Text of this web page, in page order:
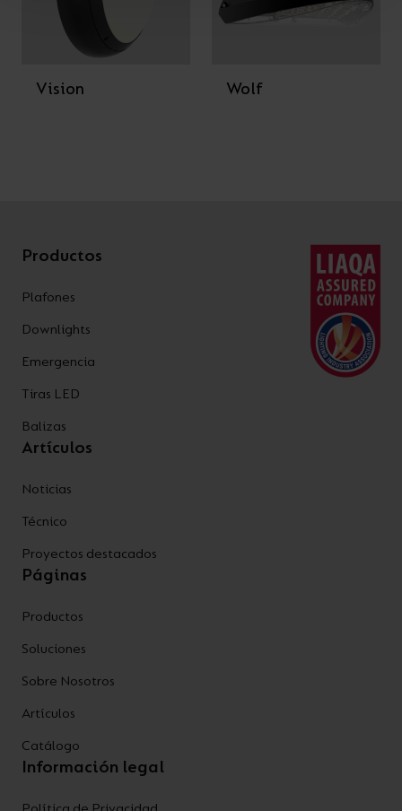
Vision Wolf
Productos
Plafones
Downlights
Emergencia
Tiras LED
Balizas
Artículos
Noticias
Técnico
Proyectos destacados
Páginas
Productos
Soluciones
Sobre Nosotros
Artículos
Catálogo
Información legal